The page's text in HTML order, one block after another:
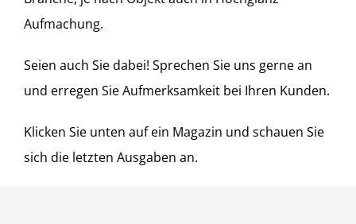
Aufmachung.
Seien auch Sie dabei! Sprechen Sie uns gerne an
und erregen Sie Aufmerksamkeit bei Ihren Kunden.
Klicken Sie unten auf ein Magazin und schauen Sie
sich die letzten Ausgaben an.